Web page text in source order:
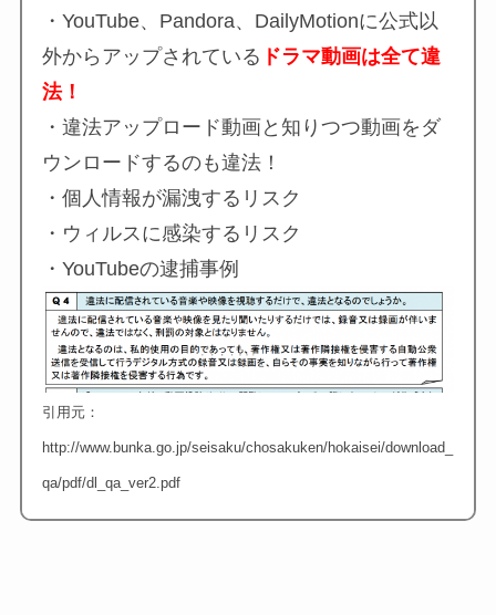
・YouTube、Pandora、DailyMotionに公式以
外からアップされている ドラマ動画は全て違
法！
・違法アップロード動画と知りつつ動画をダ
ウンロードするのも違法！
・個人情報が漏洩するリスク
・ウィルスに感染するリスク
・YouTubeの逮捕事例
引用元：
http://www.bunka.go.jp/seisaku/chosakuken/hokaisei/download_
qa/pdf/dl_qa_ver2.pdf